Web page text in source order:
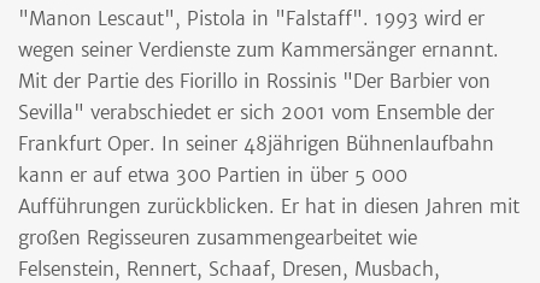
"Manon Lescaut", Pistola in "Falstaff". 1993 wird er
wegen seiner Verdienste zum Kammersänger ernannt.
Mit der Partie des Fiorillo in Rossinis "Der Barbier von
Sevilla" verabschiedet er sich 2001 vom Ensemble der
Frankfurt Oper. In seiner 48jährigen Bühnenlaufbahn
kann er auf etwa 300 Partien in über 5 000
Aufführungen zurückblicken. Er hat in diesen Jahren mit
großen Regisseuren zusammengearbeitet wie
Felsenstein, Rennert, Schaaf, Dresen, Musbach,